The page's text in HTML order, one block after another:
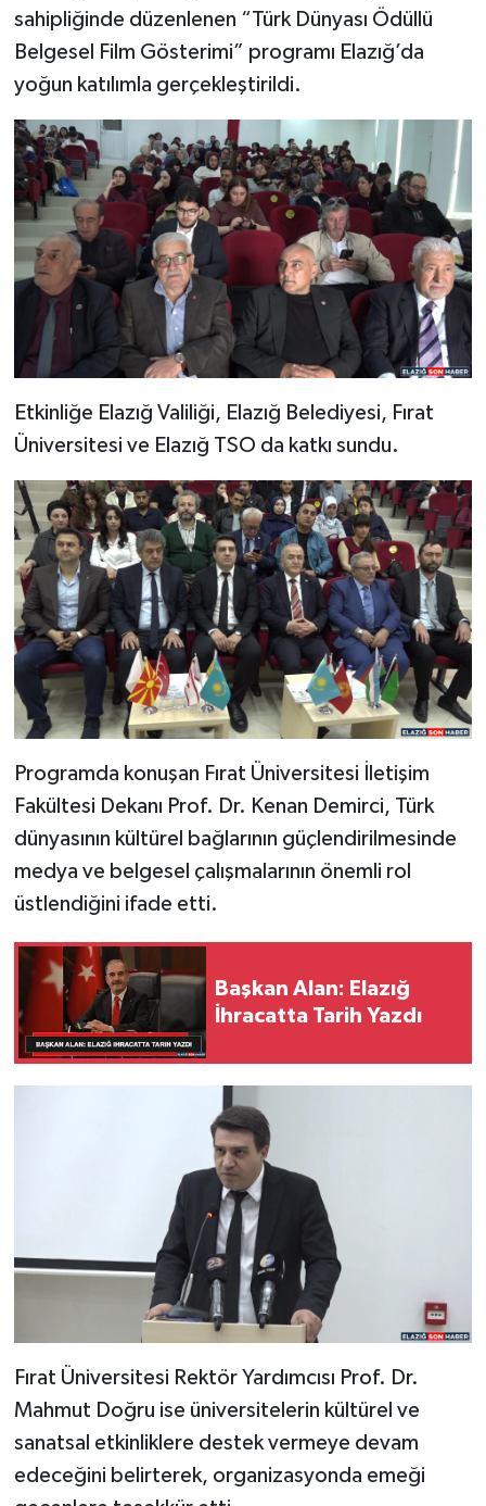
sahipliğinde düzenlenen “Türk Dünyası Ödüllü
Belgesel Film Gösterimi” programı Elazığ’da
yoğun katılımla gerçekleştirildi.
Etkinliğe Elazığ Valiliği, Elazığ Belediyesi, Fırat
Üniversitesi ve Elazığ TSO da katkı sundu.
Programda konuşan Fırat Üniversitesi İletişim
Fakültesi Dekanı Prof. Dr. Kenan Demirci, Türk
dünyasının kültürel bağlarının güçlendirilmesinde
medya ve belgesel çalışmalarının önemli rol
üstlendiğini ifade etti.
Başkan Alan: Elazığ
İhracatta Tarih Yazdı
Fırat Üniversitesi Rektör Yardımcısı Prof. Dr.
Mahmut Doğru ise üniversitelerin kültürel ve
sanatsal etkinliklere destek vermeye devam
edeceğini belirterek, organizasyonda emeği
SİYASET
SPOR
TEKNOLOJİ
YAŞAM